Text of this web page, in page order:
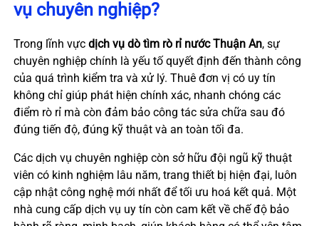
vụ chuyên nghiệp?
Trong lĩnh vực dịch vụ dò tìm rò rỉ nước Thuận An, sự
chuyên nghiệp chính là yếu tố quyết định đến thành công
của quá trình kiểm tra và xử lý. Thuê đơn vị có uy tín
không chỉ giúp phát hiện chính xác, nhanh chóng các
điểm rò rỉ mà còn đảm bảo công tác sửa chữa sau đó
đúng tiến độ, đúng kỹ thuật và an toàn tối đa.
Các dịch vụ chuyên nghiệp còn sở hữu đội ngũ kỹ thuật
viên có kinh nghiệm lâu năm, trang thiết bị hiện đại, luôn
cập nhật công nghệ mới nhất để tối ưu hoá kết quả. Một
nhà cung cấp dịch vụ uy tín còn cam kết về chế độ bảo